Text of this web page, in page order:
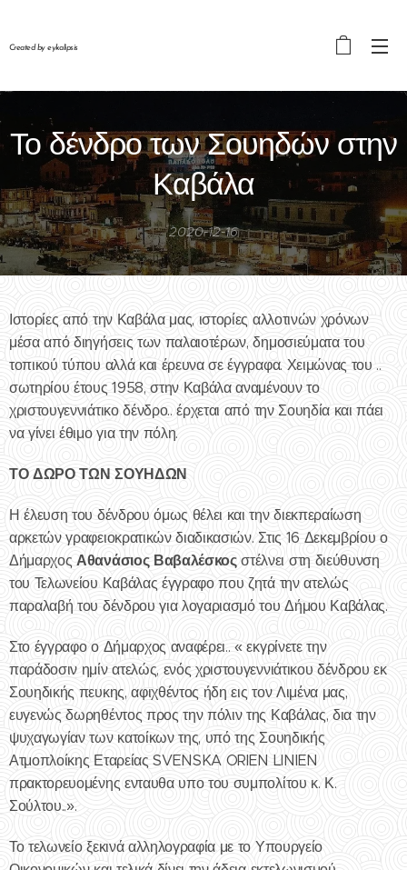
Created by eykalipsis
Το δένδρο των Σουηδών στην
Καβάλα
2020-12-16
Ιστορίες από την Καβάλα μας, ιστορίες αλλοτινών χρόνων
μέσα από διηγήσεις των παλαιοτέρων, δημοσιεύματα του
τοπικού τύπου αλλά και έρευνα σε έγγραφα. Χειμώνας του ..
σωτηρίου έτους 1958, στην Καβάλα αναμένουν το
χριστουγεννιάτικο δένδρο.. έρχεται από την Σουηδία και πάει
να γίνει έθιμο για την πόλη.
ΤΟ ΔΩΡΟ ΤΩΝ ΣΟΥΗΔΩΝ
Η έλευση του δένδρου όμως θέλει και την διεκπεραίωση
αρκετών γραφειοκρατικών διαδικασιών. Στις 16 Δεκεμβρίου ο
ΔήμαρχοςΑθανάσιος Βαβαλέσκοςστέλνει στη διεύθυνση
του Τελωνείου Καβάλας έγγραφο που ζητά την ατελώς
παραλαβή του δένδρου για λογαριασμό του Δήμου Καβάλας.
Στο έγγραφο ο Δήμαρχος αναφέρει.. « εκγρίνετε την
παράδοσιν ημίν ατελώς, ενός χριστουγεννιάτικου δένδρου εκ
Σουηδικής πευκης, αφιχθέντος ήδη εις τον Λιμένα μας,
ευγενώς δωρηθέντος προς την πόλιν της Καβάλας, δια την
ψυχαγωγίαν των κατοίκων της, υπό της Σουηδικής
Ατμοπλοίκης Εταρείας SVENSKA ORIEN LINIEN
πρακτορευομένης ενταυθα υπο του συμπολίτου κ. Κ.
Σούλτου..».
Το τελωνείο ξεκινά αλληλογραφία με το Υπουργείο